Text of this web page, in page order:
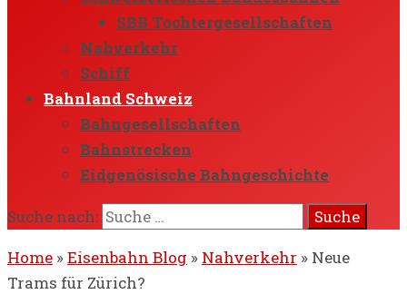
SBB Tochtergesellschaften
Nahverkehr
Schiff
Bahnland Schweiz
Bahngesellschaften
Bahnstrecken
Eidgenösische Bahngeschichte
Suche nach:
Home »Eisenbahn Blog » Nahverkehr » Neue
Trams für Zürich?